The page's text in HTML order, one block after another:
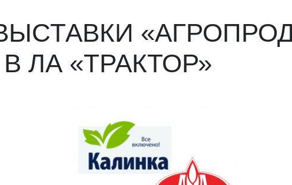
ЛА «ТРАКТОР»